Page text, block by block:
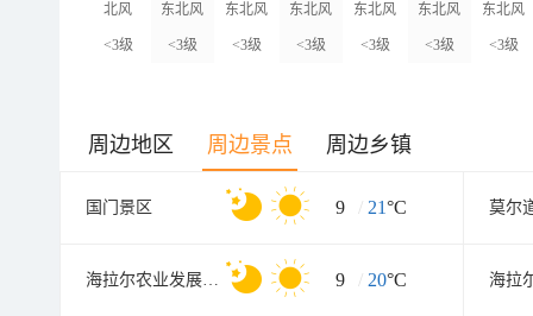
北风
<3级
东北风
<3级
东北风
<3级
东北风
<3级
东北风
<3级
东北风
<3级
东北风
<3级
周边地区 周边景点 周边乡镇
国门景区 9 / 21°C
海拉尔农业发展园区 9 / 20°C